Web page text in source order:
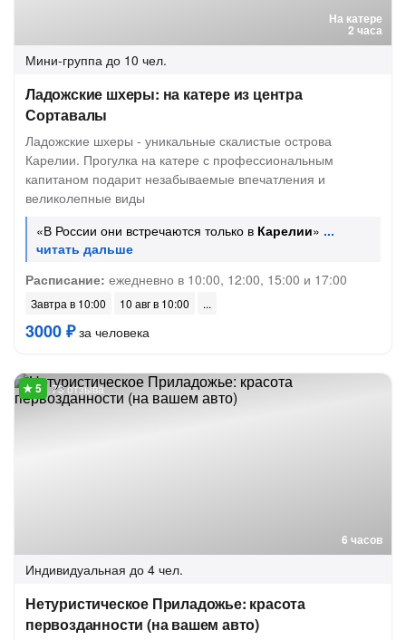
На катере
2 часа
Мини-группа до 10 чел.
Ладожские шхеры: на катере из центра
Сортавалы
Ладожские шхеры - уникальные скалистые острова
Карелии. Прогулка на катере с профессиональным
капитаном подарит незабываемые впечатления и
великолепные виды
«В России они встречаются только в Карелии»
Расписание: ежедневно в 10:00, 12:00, 15:00 и 17:00
Завтра в 10:00 10 авг в 10:00
3000 ₽за человека
6 часов
73 отзыва
Индивидуальная до 4 чел.
Нетуристическое Приладожье: красота
первозданности (на вашем авто)